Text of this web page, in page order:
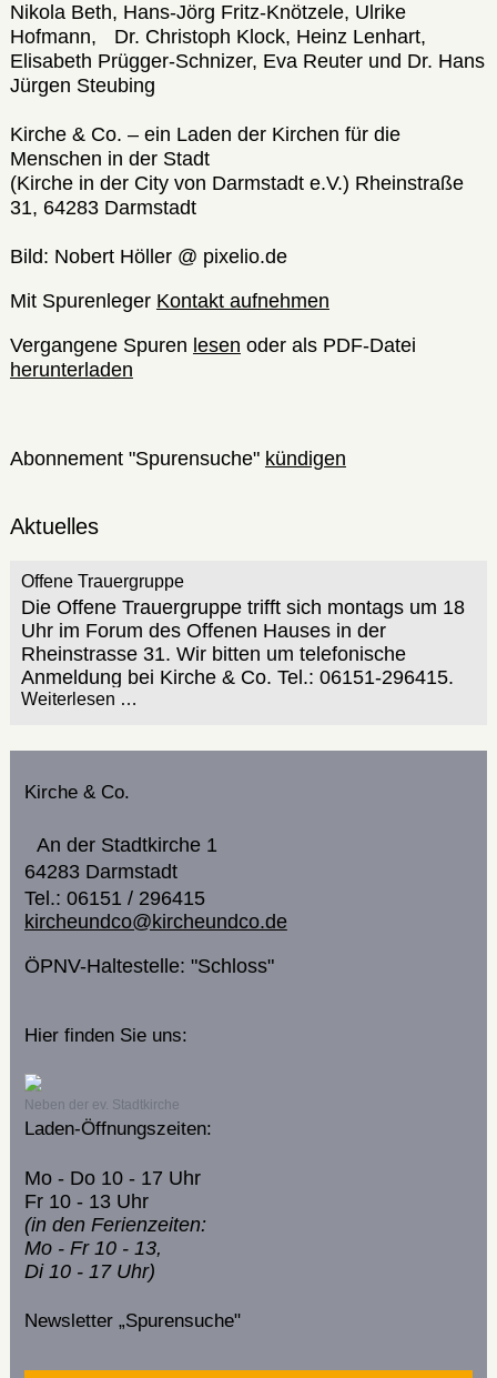
Nikola Beth, Hans-Jörg Fritz-Knötzele, Ulrike
Hofmann, Dr. Christoph Klock, Heinz Lenhart,
Elisabeth Prügger-Schnizer, Eva Reuter und Dr. Hans
Jürgen Steubing
Kirche & Co. – ein Laden der Kirchen für die
Menschen in der Stadt
(Kirche in der City von Darmstadt e.V.) Rheinstraße
31, 64283 Darmstadt
Bild: Nobert Höller @ pixelio.de
Mit Spurenleger Kontakt aufnehmen
Vergangene Spuren lesen oder als PDF-Datei
herunterladen
Abonnement "Spurensuche" kündigen
Aktuelles
Offene Trauergruppe
Die Offene Trauergruppe trifft sich montags um 18
Uhr im Forum des Offenen Hauses in der
Rheinstrasse 31. Wir bitten um telefonische
Anmeldung bei Kirche & Co. Tel.: 06151-296415.
Weiterlesen …
Kirche & Co.
An der Stadtkirche 1
64283 Darmstadt
Tel.: 06151 / 296415
kircheundco@kircheundco.de
ÖPNV-Haltestelle: "Schloss"
Hier finden Sie uns:
Neben der ev. Stadtkirche
Laden-Öffnungszeiten:
Mo - Do 10 - 17 Uhr
Fr 10 - 13 Uhr
(in den Ferienzeiten:
Mo - Fr 10 - 13,
Di 10 - 17 Uhr)
Newsletter „Spurensuche"